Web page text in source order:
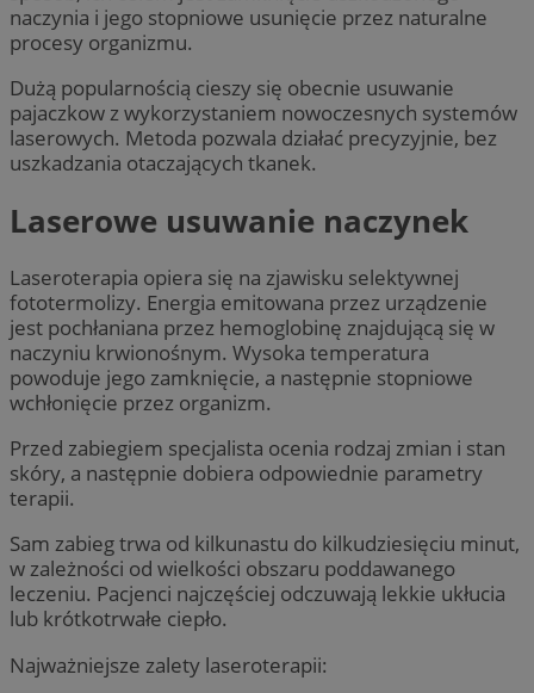
naczynia i jego stopniowe usunięcie przez naturalne
procesy organizmu.
Dużą popularnością cieszy się obecnie usuwanie
pajaczkow z wykorzystaniem nowoczesnych systemów
laserowych. Metoda pozwala działać precyzyjnie, bez
uszkadzania otaczających tkanek.
Laserowe usuwanie naczynek
Laseroterapia opiera się na zjawisku selektywnej
fototermolizy. Energia emitowana przez urządzenie
jest pochłaniana przez hemoglobinę znajdującą się w
naczyniu krwionośnym. Wysoka temperatura
powoduje jego zamknięcie, a następnie stopniowe
wchłonięcie przez organizm.
Przed zabiegiem specjalista ocenia rodzaj zmian i stan
skóry, a następnie dobiera odpowiednie parametry
terapii.
Sam zabieg trwa od kilkunastu do kilkudziesięciu minut,
w zależności od wielkości obszaru poddawanego
leczeniu. Pacjenci najczęściej odczuwają lekkie ukłucia
lub krótkotrwałe ciepło.
Najważniejsze zalety laseroterapii: